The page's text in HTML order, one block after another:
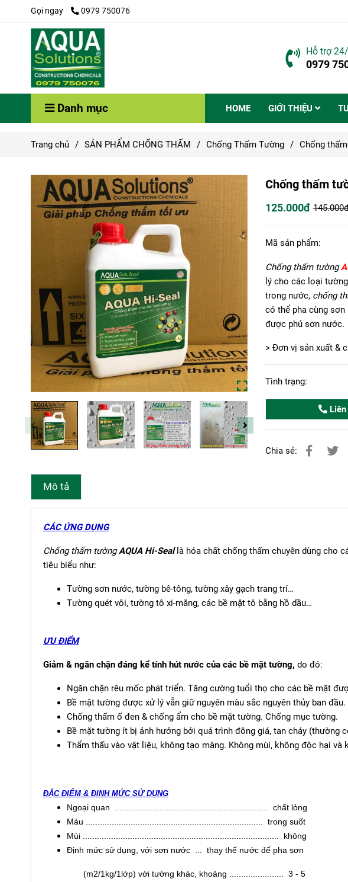
Gọi ngay 0979 750076
Hỗ trợ
0979
Danh mục HOME GIỚI THIỆU
Trang chủ / SẢN PHẨM CHỐNG THẤM / Chống Thấm Tường / Chống
Chống thấm
125.000đ
Mã sản phẩm:
Chống thấm tường
lý cho các loại
trong nước, chống
có thể pha cùng
được phủ sơn nước.
> Đơn vị sản xuất &
Tình trạng:
Chia sẻ:
Mô tả
CÁC ỨNG DỤNG
Chống thấm tườngAQUA Hi-Seallà hóa chất chống thấm chuyên dùng cho
tiêu biểu như:
Tường sơn nước, tường bê-tông, tường xây gạch trang trí…
Tường quét vôi, tường tô xi-măng, các bề mặt tô bằng hồ dầu…
ƯU ĐIỂM
Giảm & ngăn chặn đáng kể tính hút nước của các bề mặt tường, do đó:
Ngăn chặn rêu mốc phát triển. Tăng cường tuổi thọ cho các bề mặt
Bề mặt tường được xử lý vẫn giữ nguyên màu sắc nguyên thủy ban đầu.
Chống thấm ố đen & chống ẩm cho bề mặt tường. Chống mục tường.
Bề mặt tường ít bị ảnh hưởng bởi quá trình đông giá, tan chảy (thường
Thẩm thấu vào vật liệu, không tạo màng. Không mùi, không độc hại và
ĐẶC ĐIỂM & ĐỊNH MỨC SỬ DỤNG
Ngoại quan ................................................................. chất lỏng
Màu ........................................................................... trong suốt
Mùi ................................................................................... không
Định mức sử dụng, với sơn nước ... thay thế nước để pha sơn
(m2/1kg/1lớp) với tường khác, khoảng ....................... 3 - 5